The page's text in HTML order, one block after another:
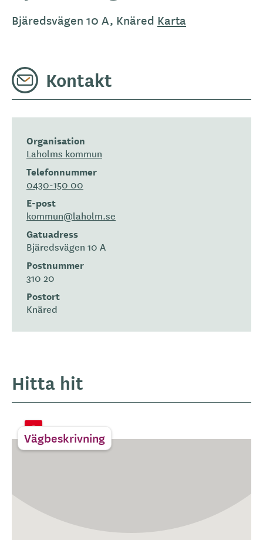
Bjäredsvägen 10 A, Knäred Karta
Kontakt
Organisation
Laholms kommun
Telefonnummer
0430-150 00
E-post
kommun@laholm.se
Gatuadress
Bjäredsvägen 10 A
Postnummer
310 20
Postort
Knäred
Hitta hit
Vägbeskrivning